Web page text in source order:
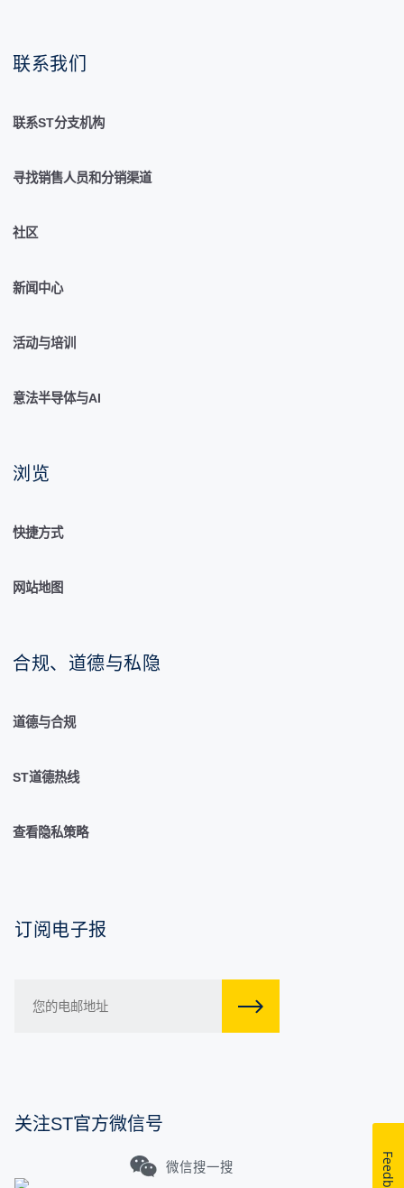
联系我们
联系ST分支机构
寻找销售人员和分销渠道
社区
新闻中心
活动与培训
意法半导体与AI
浏览
快捷方式
网站地图
合规、道德与私隐
道德与合规
ST道德热线
查看隐私策略
订阅电子报
关注ST官方微信号
微信搜一搜